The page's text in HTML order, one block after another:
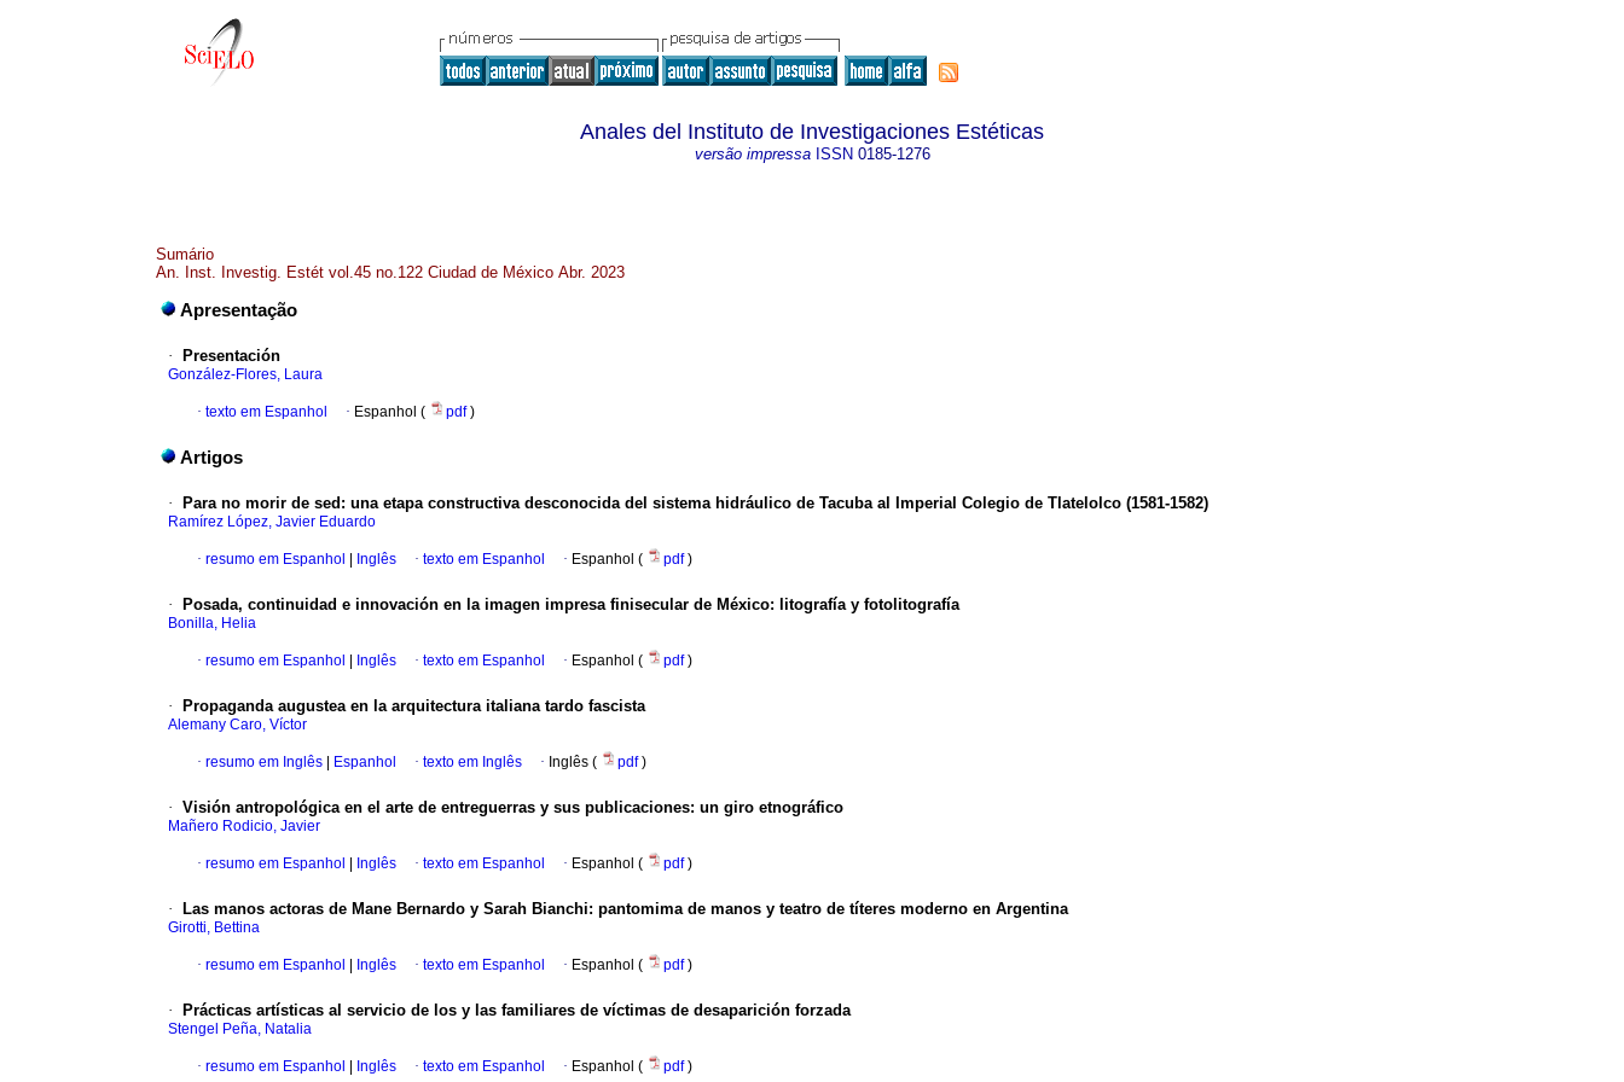
Anales del Instituto de Investigaciones Estéticas
versão impressaISSN 0185-1276
Sumário
An. Inst. Investig. Estét vol.45 no.122 Ciudad de México Abr. 2023
Apresentação
· Presentación
González-Flores, Laura
· texto em Espanhol · Espanhol ( pdf)
Artigos
· Para no morir de sed: una etapa constructiva desconocida del sistema hidráulico de Tacuba al Imperial Colegio de Tlatelolco (1581-1582)
Ramírez López, Javier Eduardo
· resumo em Espanhol Inglês · texto em Espanhol · Espanhol ( pdf)
· Posada, continuidad e innovación en la imagen impresa finisecular de México: litografía y fotolitografía
Bonilla, Helia
· resumo em Espanhol Inglês · texto em Espanhol · Espanhol ( pdf)
· Propaganda augustea en la arquitectura italiana tardo fascista
Alemany Caro, Víctor
· resumo em Inglês Espanhol · texto em Inglês · Inglês ( pdf)
· Visión antropológica en el arte de entreguerras y sus publicaciones: un giro etnográfico
Mañero Rodicio, Javier
· resumo em Espanhol Inglês · texto em Espanhol · Espanhol ( pdf)
· Las manos actoras de Mane Bernardo y Sarah Bianchi: pantomima de manos y teatro de títeres moderno en Argentina
Girotti, Bettina
· resumo em Espanhol Inglês · texto em Espanhol · Espanhol ( pdf)
· Prácticas artísticas al servicio de los y las familiares de víctimas de desaparición forzada
Stengel Peña, Natalia
· resumo em Espanhol Inglês · texto em Espanhol · Espanhol ( pdf)